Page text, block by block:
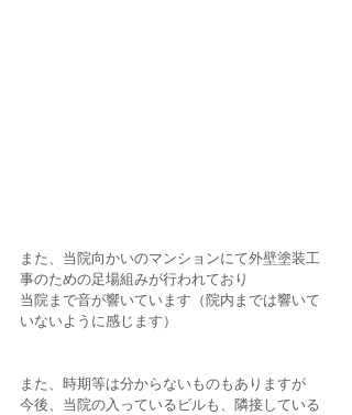
また、当院向かいのマンションにて外壁塗装工
事のための足場組みが行われており
当院まで音が響いています（院内までは響いて
いないように感じます）
また、時期等は分からないものもありますが
今後、当院の入っているビルも、隣接している